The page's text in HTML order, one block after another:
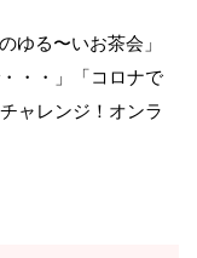
ゆる〜いお茶会」
・・」「コロナで
ャレンジ！オンラ